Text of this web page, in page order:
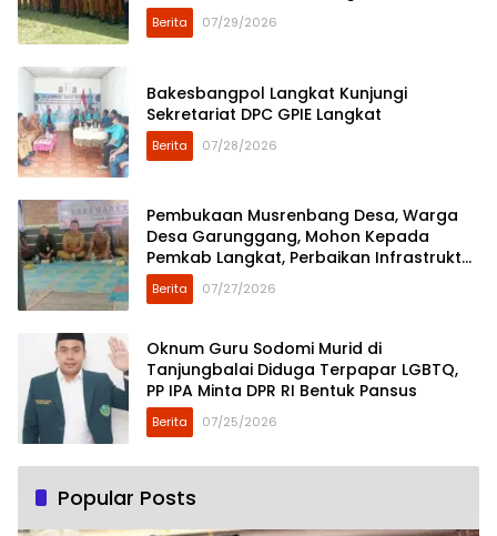
Berita 07/29/2026
Bakesbangpol Langkat Kunjungi
Sekretariat DPC GPIE Langkat
Berita 07/28/2026
Pembukaan Musrenbang Desa, Warga
Desa Garunggang, Mohon Kepada
Pemkab Langkat, Perbaikan Infrastruktur
di Dusun Mejuah-Juah
Berita 07/27/2026
Oknum Guru Sodomi Murid di
Tanjungbalai Diduga Terpapar LGBTQ,
PP IPA Minta DPR RI Bentuk Pansus
Berita 07/25/2026
Popular Posts